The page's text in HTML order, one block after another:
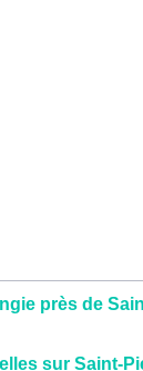
près de
sur Saint-